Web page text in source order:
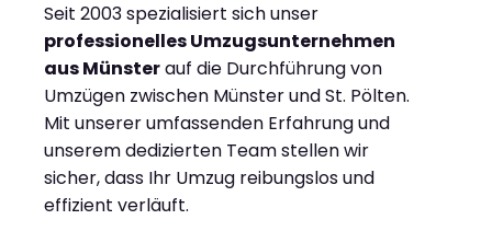
Seit 2003 spezialisiert sich unser
professionelles Umzugsunternehmen
aus Münsterauf die Durchführung von
Umzügen zwischen Münster und St. Pölten.
Mit unserer umfassenden Erfahrung und
unserem dedizierten Team stellen wir
sicher, dass Ihr Umzug reibungslos und
effizient verläuft.